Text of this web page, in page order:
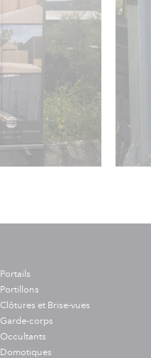
Portails
Portillons
Clôtures et Brise-vues
Garde-corps
Occultants
Domotiques